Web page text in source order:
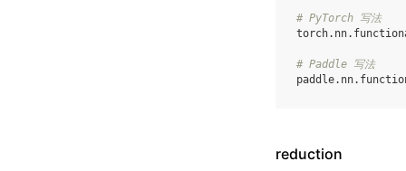
# PyTorch 写法
torch. nn.
# Paddle 写法
paddle. nn.
reduction